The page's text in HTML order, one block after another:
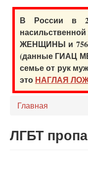
В России в
ЖЕНЩИНЫ и 756
(данные ГИАЦ
семье от рук
это НАГЛАЯ
Главная
ЛГБТ